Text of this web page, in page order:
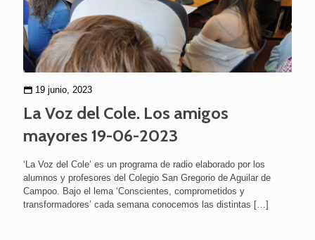
19 junio, 2023
La Voz del Cole. Los amigos
mayores 19-06-2023
‘La Voz del Cole’ es un programa de radio elaborado por los
alumnos y profesores del Colegio San Gregorio de Aguilar de
Campoo. Bajo el lema ‘Conscientes, comprometidos y
transformadores’ cada semana conocemos las distintas […]